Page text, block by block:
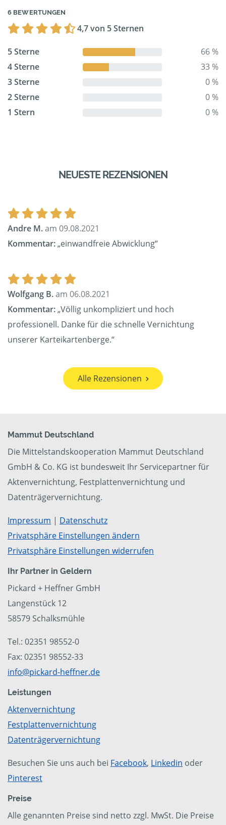
6 BEWERTUNGEN
4,7 von 5 Sternen
5 Sterne
66 %
4 Sterne
33 %
3 Sterne
0 %
2 Sterne
0 %
1 Stern
0 %
NEUESTE REZENSIONEN
Andre M.am 09.08.2021
Kommentar:„einwandfreie Abwicklung“
Wolfgang B.am 06.08.2021
Kommentar:„Völlig unkompliziert und hoch
professionell. Danke für die schnelle Vernichtung
unserer Karteikartenberge.“
Alle Rezensionen
Mammut Deutschland
Die Mittelstandskooperation Mammut Deutschland
GmbH & Co. KG ist bundesweit Ihr Servicepartner für
Aktenvernichtung, Festplattenvernichtung und
Datenträgervernichtung.
Impressum | Datenschutz
Privatsphäre Einstellungen ändern
Privatsphäre Einstellungen widerrufen
Ihr Partner in Geldern
Pickard + Heffner GmbH
Langenstück 12
58579 Schalksmühle
Tel.: 02351 98552-0
Fax: 02351 98552-33
info@pickard-heffner.de
Leistungen
Aktenvernichtung
Festplattenvernichtung
Datenträgervernichtung
Besuchen Sie uns auch bei Facebook, Linkedin oder
Pinterest
Preise
Alle genannten Preise sind netto zzgl. MwSt. Die Preise